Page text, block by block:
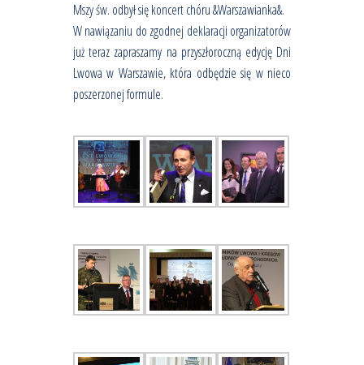
Mszy św. odbył się koncert chóru &Warszawianka&.
W nawiązaniu do zgodnej deklaracji organizatorów
już teraz zapraszamy na przyszłoroczną edycję Dni
Lwowa w Warszawie, która odbędzie się w nieco
poszerzonej formule.